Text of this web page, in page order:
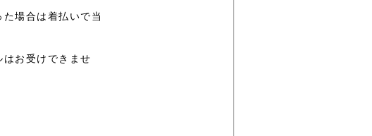
場合は着払いで当
お受けできませ